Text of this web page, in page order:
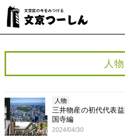
人物
人物
三井物産の初代代表
国寺編
2024/04/30